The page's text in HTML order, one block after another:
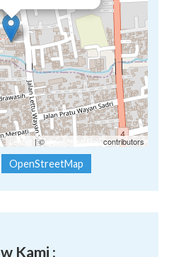
Leaflet | ©OpenStreetMap contributors
OpenStreetMap
Kami :